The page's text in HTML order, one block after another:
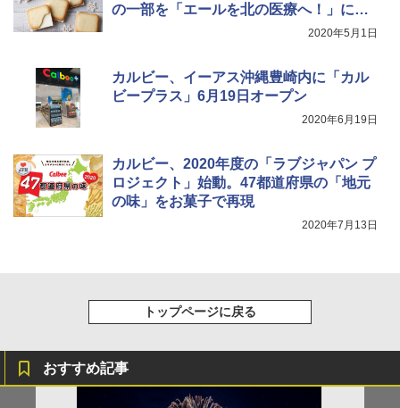
￥-
￥6,579
の一部を「エールを北の医療へ！」に寄
2020年5月1日
カルビー、イーアス沖縄豊崎内に「カル
ビープラス」6月19日オープン
2020年6月19日
カルビー、2020年度の「ラブジャパン プ
ロジェクト」始動。47都道府県の「地元
の味」をお菓子で再現
2020年7月13日
トップページに戻る
おすすめ記事